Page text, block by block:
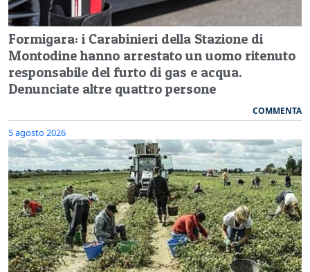
Formigara: i Carabinieri della Stazione di
Montodine hanno arrestato un uomo ritenuto
responsabile del furto di gas e acqua.
Denunciate altre quattro persone
COMMENTA
5 agosto 2026